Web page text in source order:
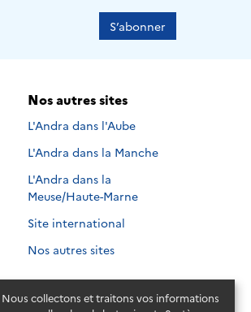
Nous collectons et traitons vos informations
S’abonner
Nos autres sites
L'Andra dans l'Aube
L'Andra dans la Manche
L'Andra dans la
Meuse/Haute-Marne
Site international
Nos autres sites